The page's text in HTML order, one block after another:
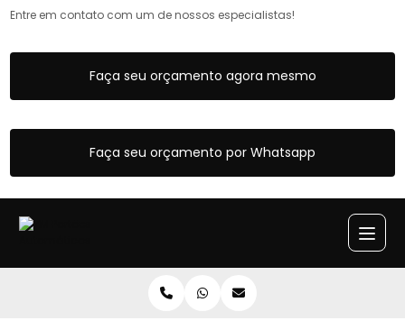
Entre em contato com um de nossos especialistas!
Faça seu orçamento agora mesmo
Faça seu orçamento por Whatsapp